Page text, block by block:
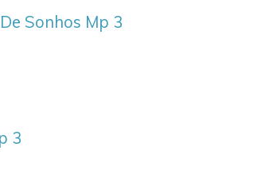
Sonhos Mp 3
3